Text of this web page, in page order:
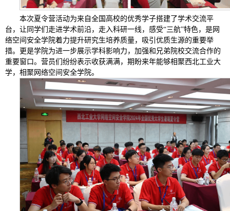
本次夏令营活动为来自全国高校的优秀学子搭建了学术交流平
台，让同学们走进学术前沿，走入科研一线，感受“三航”特色，是网
络空间安全学院着力提升研究生培养质量，吸引优质生源的重要举
措。更是学院为进一步展示学科影响力，加强和兄弟院校交流合作的
重要窗口。营员们纷纷表示收获满满，期盼来年能够相聚西北工业大
学，相聚网络空间安全学院。